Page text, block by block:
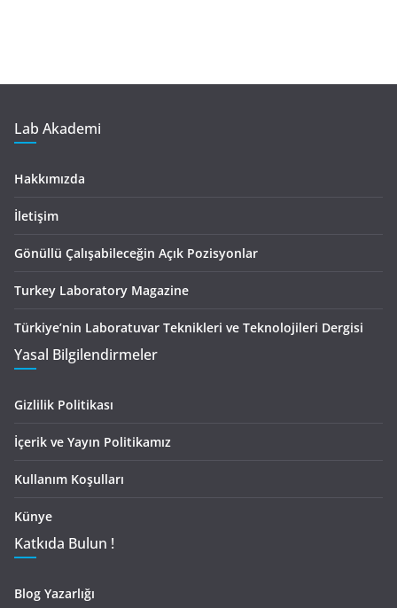
Lab Akademi
Hakkımızda
İletişim
Gönüllü Çalışabileceğin Açık Pozisyonlar
Turkey Laboratory Magazine
Türkiye’nin Laboratuvar Teknikleri ve Teknolojileri Dergisi
Yasal Bilgilendirmeler
Gizlilik Politikası
İçerik ve Yayın Politikamız
Kullanım Koşulları
Künye
Katkıda Bulun !
Blog Yazarlığı